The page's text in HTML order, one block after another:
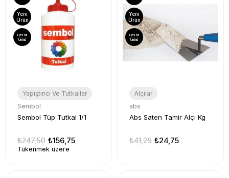
Yapıştırıcı Ve Tutkallar
Sembol
Sembol Tüp Tutkal 1/1
₺156,75
₺247,50
Tükenmek üzere
Yeni
Ürün
Fırsat
Ürünü
Alçılar
abs
Abs Saten Tamir Alçı Kg
₺24,75
₺41,25
Yeni
Ürün
Fırsat
Ürünü